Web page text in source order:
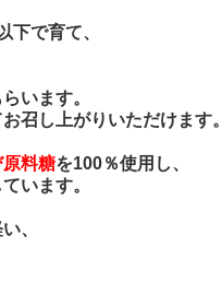
下で育て、
います。
召し上がりいただけます。
料糖を100％使用し、
います。
、